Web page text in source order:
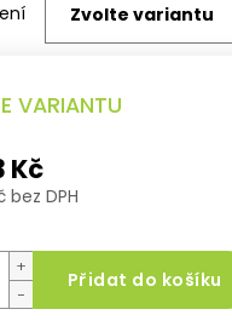
VARIANTU
Kč
bez DPH
+
−
Přidat do košíku